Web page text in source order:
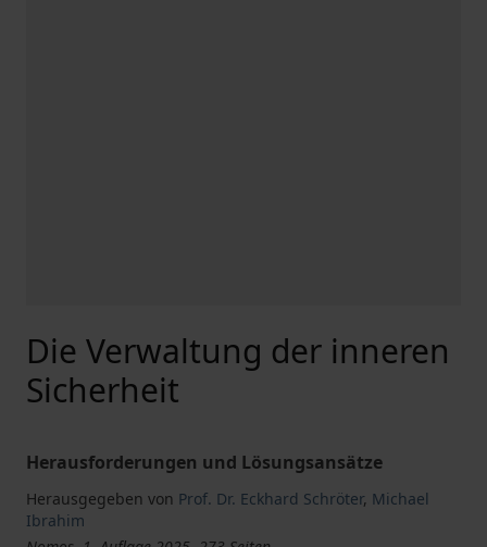
Die Verwaltung der inneren
Sicherheit
Herausforderungen und Lösungsansätze
Herausgegeben von Prof. Dr. Eckhard Schröter, Michael
Ibrahim